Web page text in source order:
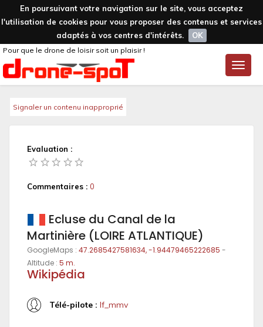
En poursuivant votre navigation sur le site, vous acceptez
l'utilisation de cookies pour vous proposer des contenus et services
adaptés à vos centres d'intérêts.
OK
Toggle
Pour que le drone de loisir soit un plaisir !
Signaler un contenu inapproprié
Evaluation :
Commentaires : 0
Ecluse du Canal de la
Martinière (LOIRE ATLANTIQUE)
GoogleMaps : 47.2685427581634, -1.94479465222685 -
Altitude : 5 m.
Wikipédia
Télé-pilote : lf_mmv